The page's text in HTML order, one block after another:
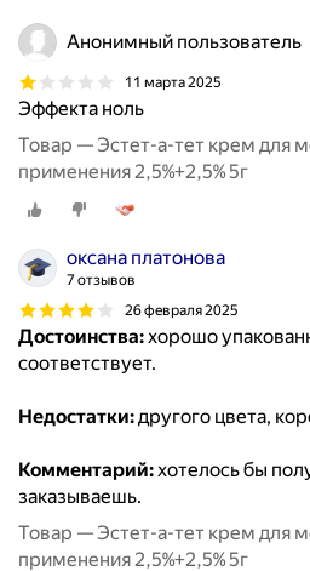
Анонимный пользователь
11 марта 2025
Эффекта ноль
Товар — Эстет-а-тет крем для
применения 2,5%+2,5% 5г
оксана платонова
7 отзывов
26 февраля 2025
Достоинства:хорошо
соответствует.
Недостатки:другого цвета,
Комментарий:хотелось бы
заказываешь.
Товар — Эстет-а-тет крем для
применения 2,5%+2,5% 5г